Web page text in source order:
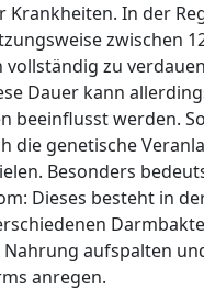
Krankheiten. In der
zwischen
vollständig zu
Dauer kann
beeinflusst werden.
die genetische
Besonders
Dieses besteht in
aufspalten
anregen.